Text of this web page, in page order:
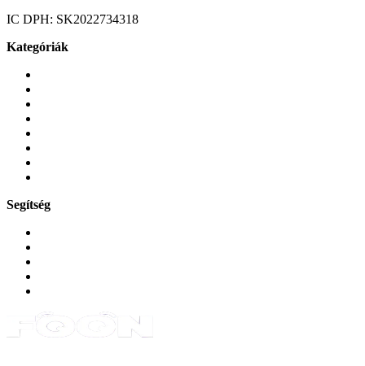
IC DPH: SK2022734318
Kategóriák
Segítség